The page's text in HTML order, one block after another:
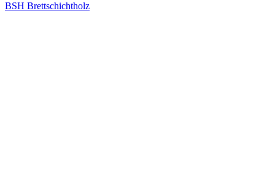
BSH Brettschichtholz